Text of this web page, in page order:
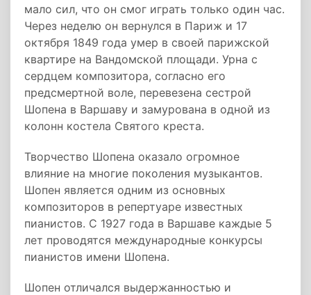
мало сил, что он смог играть только один час.
Через неделю он вернулся в Париж и 17
октября 1849 года умер в своей парижской
квартире на Вандомской площади. Урна с
сердцем композитора, согласно его
предсмертной воле, перевезена сестрой
Шопена в Варшаву и замурована в одной из
колонн костела Святого креста.
Творчество Шопена оказало огромное
влияние на многие поколения музыкантов.
Шопен является одним из основных
композиторов в репертуаре известных
пианистов. С 1927 года в Варшаве каждые 5
лет проводятся международные конкурсы
пианистов имени Шопена.
Шопен отличался выдержанностью и